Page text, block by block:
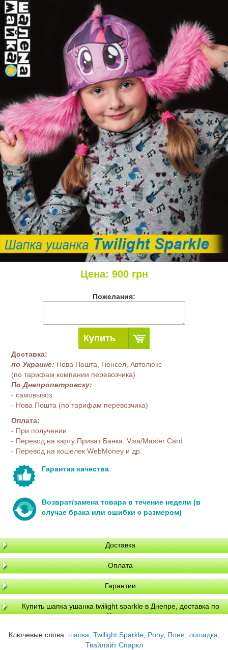
Цена: 900грн
Пожелания:
Купить
Доставка:
по Украине: Нова Пошта, Гюнсел, Автолюкс
(по тарифам компании перевозчика)
По Днепропетровску:
- самовывоз
- Нова Пошта (по тарифам перевозчика)
Оплата:
- При получении
- Перевод на карту Приват Банка, Visa/Master Card
- Перевод на кошелек WebMoney и др.
Гарантия качества
Возврат/замена товара в течение недели (в
случае брака или ошибки с размером)
Доставка
Оплата
Гарантии
Купить шапка ушанка twilight sparkle в Днепре, доставка по
Украине
Ключевые слова: шапка, Twilight Sparkle, Pony, Пони, лошадка,
Твайлайт Спаркл